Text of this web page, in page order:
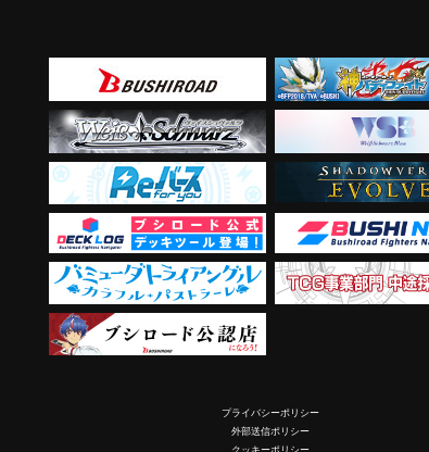
プライバシーポリシー
外部送信ポリシー